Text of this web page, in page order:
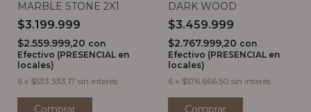
MARBLE STONE 2X1
$3.199.999
$2.559.999,20 con
Efectivo (PRESENCIAL en
locales)
6 x $533.333,17 sin interés
DARK WOOD
$3.459.999
$2.767.999,20 con
Efectivo (PRESENCIAL en
locales)
6 x $576.666,50 sin interés